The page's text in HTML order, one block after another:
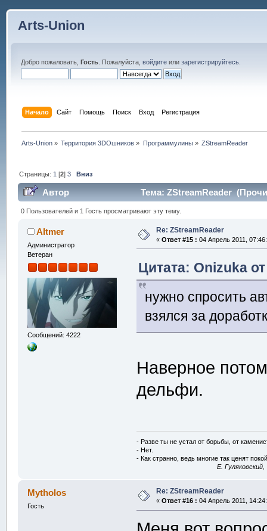
Arts-Union
Добро пожаловать, Гость. Пожалуйста, войдитеили зарегистрируйтесь.
Начало Сайт Помощь Поиск Вход Регистрация
Arts-Union » Территория 3DOшников » Программулины» ZStreamReader
Страницы: 1 [2]3 Вниз
Автор Тема: ZStreamReader
0 Пользователей и 1 Гость просматривают эту тему.
Altmer
Администратор
Ветеран
Сообщений: 4222
Re: ZStreamReader
« Ответ #15 : 04 Апрель 2011,
Цитата: Onizuka
нужно спросить
взялся за
Наверное
дельфи.
- Разве ты не устал от борьбы, от
- Нет.
- Как странно, ведь многие так ценят
E.
Mytholos
Гость
Re: ZStreamReader
« Ответ #16 : 04 Апрель 2011,